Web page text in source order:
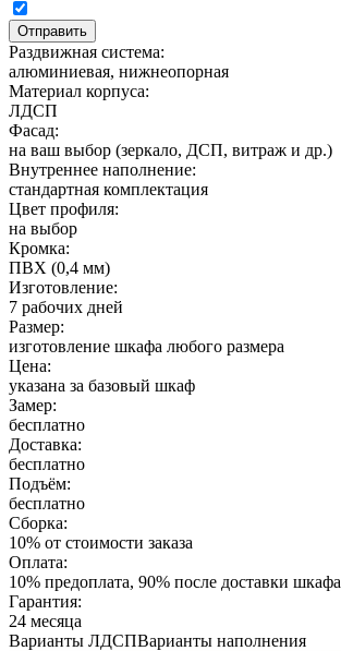
Раздвижная система:
алюминиевая, нижнеопорная
Материал корпуса:
ЛДСП
Фасад:
на ваш выбор (зеркало, ДСП, витраж и др.)
Внутреннее наполнение:
стандартная комплектация
Цвет профиля:
на выбор
Кромка:
ПВХ (0,4 мм)
Изготовление:
7 рабочих дней
Размер:
изготовление шкафа любого размера
Цена:
указана за базовый шкаф
Замер:
бесплатно
Доставка:
бесплатно
Подъём:
бесплатно
Сборка:
10% от стоимости заказа
Оплата:
10% предоплата, 90% после доставки шкафа
Гарантия:
24 месяца
Варианты ЛДСПВарианты наполнения